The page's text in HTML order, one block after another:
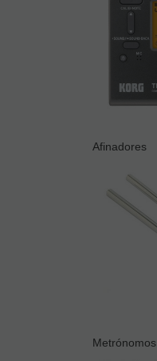
Afinadores
Metrónomos